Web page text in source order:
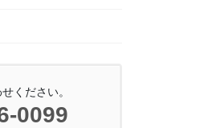
ください。
0099